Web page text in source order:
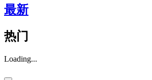
最新
热门
Loading...